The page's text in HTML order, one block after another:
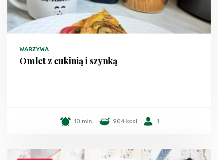
WARZYWA
Omlet z cukinią i szynką
10 min. 904 kcal 1